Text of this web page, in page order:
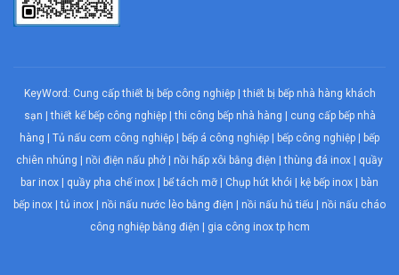
KeyWord: Cung cấp thiết bị bếp công nghiệp|thiết bị bếp nhà hàng khách
sạn |thiết kế bếp công nghiệp|thi công bếp nhà hàng | cung cấp bếp nhà
hàng | Tủ nấu cơm công nghiệp | bếp á công nghiệp | bếp công nghiệp | bếp
chiên nhúng | nồi điện nấu phở | nồi hấp xôi bằng điện |thùng đá inox | quầy
bar inox | quầy pha chế inox | bể tách mỡ | Chụp hút khói | kệ bếp inox | bàn
bếp inox |tủ inox | nồi nấu nước lèo bằng điện | nồi nấu hủ tiếu | nồi nấu cháo
công nghiệp bằng điện | gia công inox tp hcm